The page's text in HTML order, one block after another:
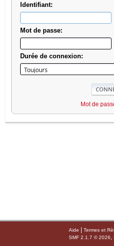
Identifiant:
Mot de passe:
Durée de connexion:
Mot de
Aide Termes et
SMF 2.1.7 © 2026